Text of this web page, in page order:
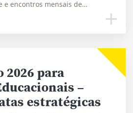
e encontros mensais de…
2026 para
–
estratégicas